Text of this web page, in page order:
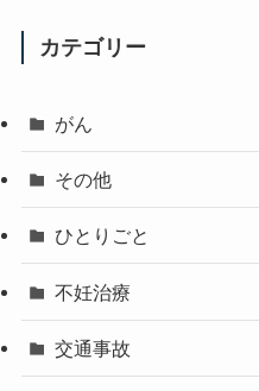
カテゴリー
がん
その他
ひとりごと
不妊治療
交通事故